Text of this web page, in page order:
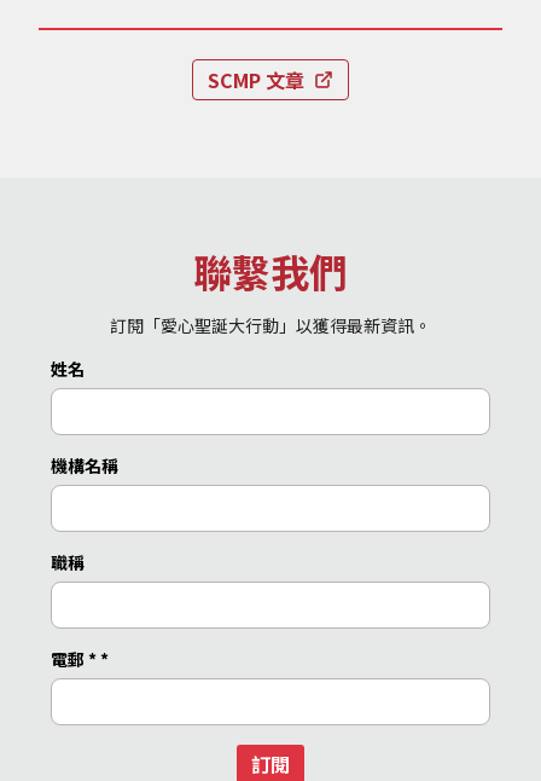
SCMP 文章
聯繫我們
訂閱「愛心聖誕大行動」以獲得最新資訊。
姓名
機構名稱
職稱
電郵 **
訂閱